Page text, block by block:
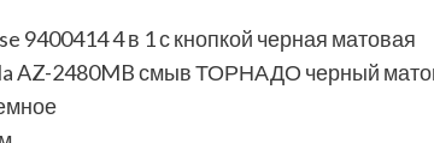
9400414 4 в 1 с кнопкой черная матовая
AZ-2480MB смыв ТОРНАДО черный